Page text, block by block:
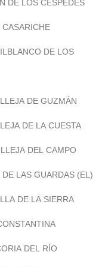
DE LOS CÉSPEDES
DE LOS
DE GUZMÁN
DE LA CUESTA
DEL CAMPO
LAS GUARDAS (EL)
DE LA SIERRA
DEL RÍO